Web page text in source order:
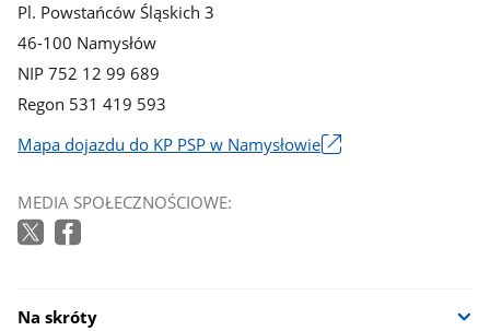
Pl. Powstańców Śląskich 3
46-100 Namysłów
NIP 752 12 99 689
Regon 531 419 593
Mapa dojazdu do KP PSP w Namysłowie
się
w
MEDIA SPOŁECZNOŚCIOWE:
Na skróty